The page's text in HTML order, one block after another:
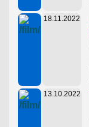
18.11.2022
13.10.2022